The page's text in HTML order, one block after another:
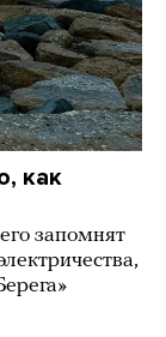
как
запомнят